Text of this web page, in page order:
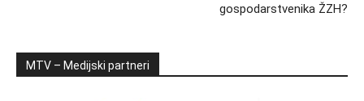
gospodarstvenika ŽZH?
MTV – Medijski partneri